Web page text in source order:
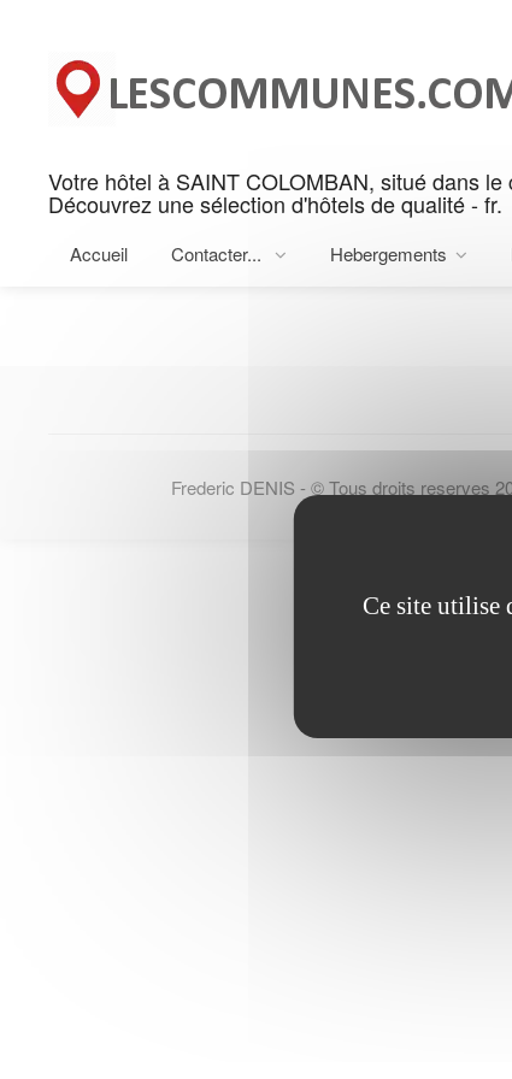
Votre hôtel à SAINT COLOMBAN, situé dans
Découvrez une sélection d'hôtels de qualité - fr.
Accueil Contacter... Hebergements
Rechercher votre hotel sur
Rechercher sur SAINT COLOMBAN
Frederic DENIS - © Tous droits reserves
Ce site utilise